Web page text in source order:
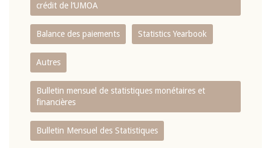
crédit de l‘UMOA
Balance des paiements Statistics Yearbook
Autres
Bulletin mensuel de statistiques monétaires et
financières
Bulletin Mensuel des Statistiques